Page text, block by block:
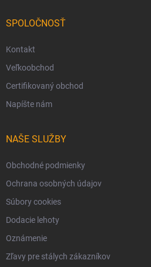
SPOLOČNOSŤ
Kontakt
Veľkoobchod
Certifikovaný obchod
Napíšte nám
NAŠE SLUŽBY
Obchodné podmienky
Ochrana osobných údajov
Súbory cookies
Dodacie lehoty
Oznámenie
Zľavy pre stálych zákazníkov